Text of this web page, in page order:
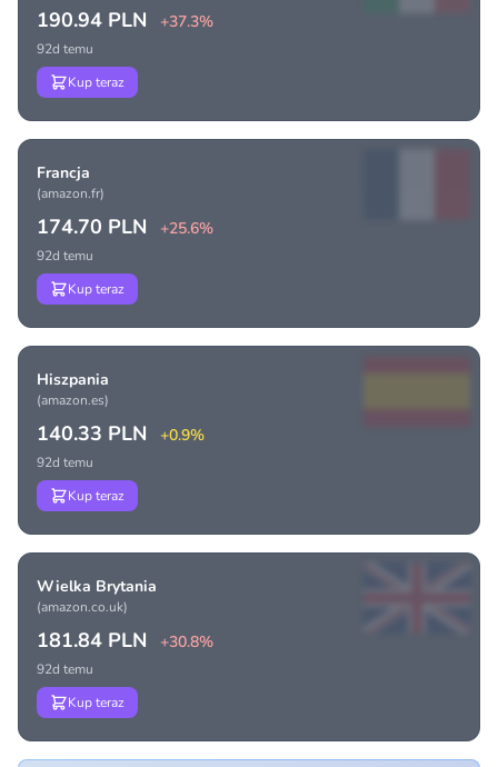
190.94 PLN +37.3%
92d temu
Kup teraz
Francja
(amazon.fr)
174.70 PLN +25.6%
92d temu
Kup teraz
Hiszpania
(amazon.es)
140.33 PLN +0.9%
92d temu
Kup teraz
Wielka Brytania
(amazon.co.uk)
181.84 PLN +30.8%
92d temu
Kup teraz